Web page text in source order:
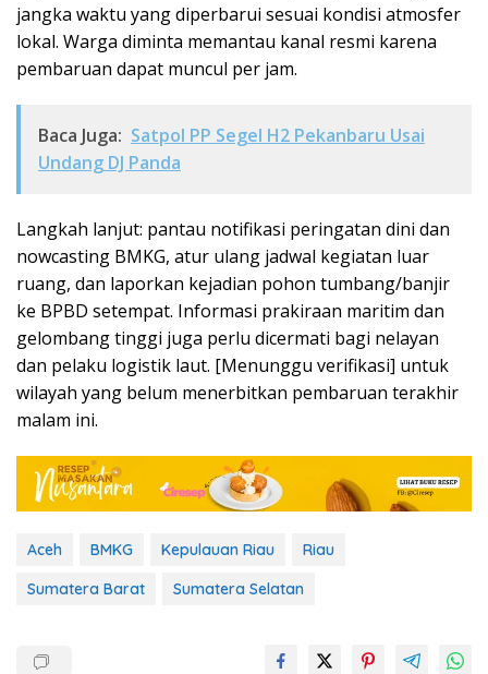
jangka waktu yang diperbarui sesuai kondisi atmosfer
lokal. Warga diminta memantau kanal resmi karena
pembaruan dapat muncul per jam.
Baca Juga: Satpol PP Segel H2 Pekanbaru Usai
Undang DJ Panda
Langkah lanjut: pantau notifikasi peringatan dini dan
nowcasting BMKG, atur ulang jadwal kegiatan luar
ruang, dan laporkan kejadian pohon tumbang/banjir
ke BPBD setempat. Informasi prakiraan maritim dan
gelombang tinggi juga perlu dicermati bagi nelayan
dan pelaku logistik laut. [Menunggu verifikasi] untuk
wilayah yang belum menerbitkan pembaruan terakhir
malam ini.
Aceh BMKG Kepulauan Riau
Riau
Sumatera Barat
Sumatera Selatan